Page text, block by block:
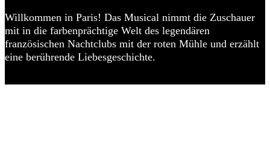
Willkommen in Paris! Das Musical nimmt die Zuschauer
mit in die farbenprächtige Welt des legendären
französischen Nachtclubs mit der roten Mühle und erzählt
eine berührende Liebesgeschichte.